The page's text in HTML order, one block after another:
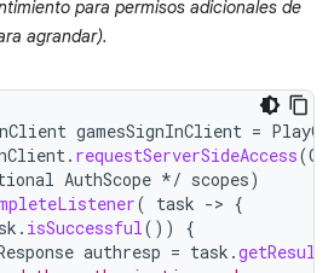
para permisos adicionales de
agrandar).
gamesSignInClient =
. requestServerSideAccess(
AuthScope */ scopes)
( task -> {
. isSuccessful())
{
authresp = task .getResult